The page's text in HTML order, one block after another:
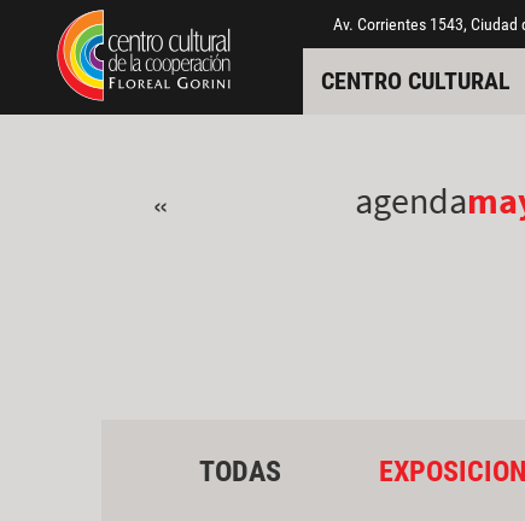
Pasar al contenido principal
Jump to main content Av. Corrientes 1543,
CENTRO CULTURAL
« agenda
TODAS